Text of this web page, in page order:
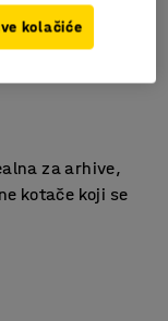
za arhive,
kotače koji se
kolačiće